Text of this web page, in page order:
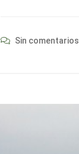
Sin comentarios